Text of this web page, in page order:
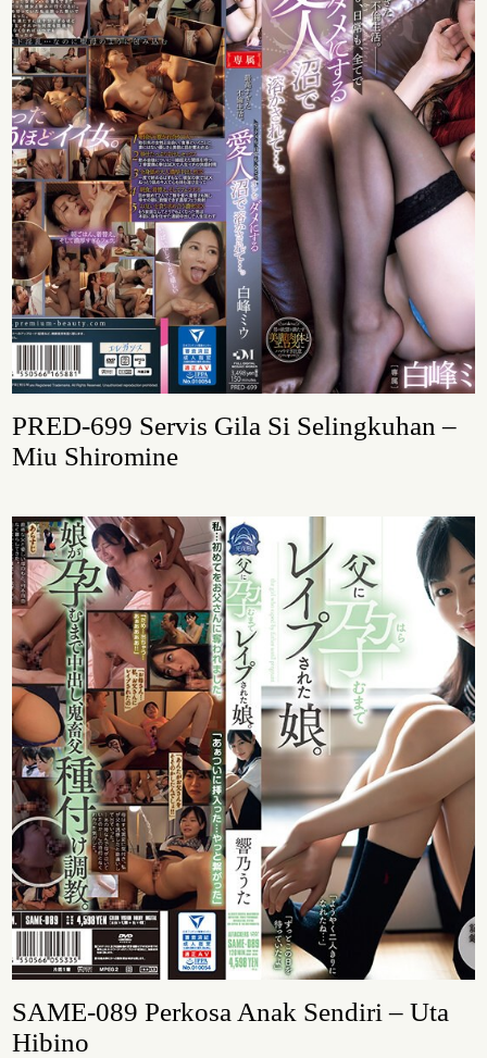
PRED-699 Servis Gila Si Selingkuhan –
Miu Shiromine
SAME-089 Perkosa Anak Sendiri – Uta
Hibino